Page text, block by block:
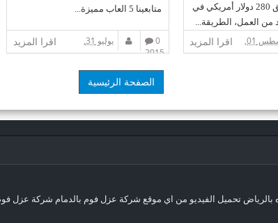
مكنتني من تحقيق 280 دولار أمريكي في
من العمل، الطريقة...
اقرا المزيد
أغسطس 01,
متابعينا 5 العاب مميزة...
اقرا المزيد 0
يوليو 31,
2015
الصفحة الرئيسية
تحميل الفيديو من اي موقع شركة عزل فوم بالدمام شركة عزل